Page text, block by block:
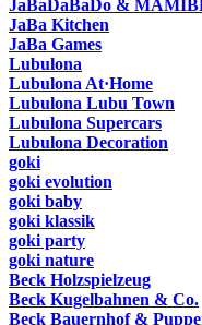
JaBaDaBaDo &
JaBa Kitchen
JaBa Games
Lubulona
Lubulona At·Home
Lubulona Lubu Town
Lubulona Supercars
Lubulona Decoration
goki
goki evolution
goki baby
goki klassik
goki party
goki nature
Beck Holzspielzeug
Beck Kugelbahnen & Co.
Beck Bauernhof &